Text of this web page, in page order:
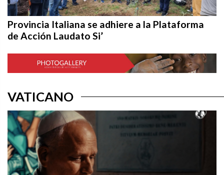
Provincia Italiana se adhiere a la Plataforma
de Acción Laudato Si’